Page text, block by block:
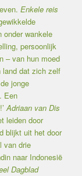
Enkele reis
onder wankele
persoonlijk
– van hun moed
land dat zich zelf
jonge
Een
Adriaan van Dis
leiden door
blijkt uit het door
van drie
naar Indonesië
Dagblad